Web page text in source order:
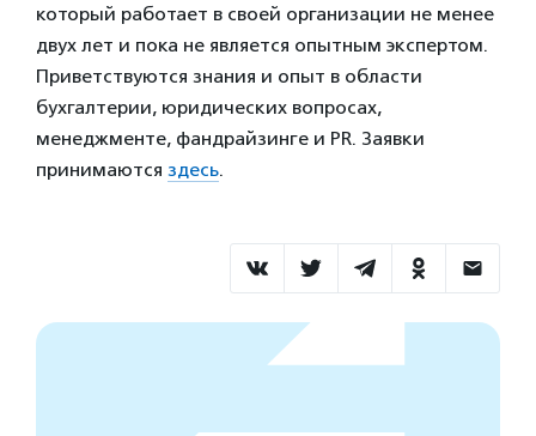
который работает в своей организации не менее
двух лет и пока не является опытным экспертом.
Приветствуются знания и опыт в области
бухгалтерии, юридических вопросах,
менеджменте, фандрайзинге и PR. Заявки
принимаются здесь.